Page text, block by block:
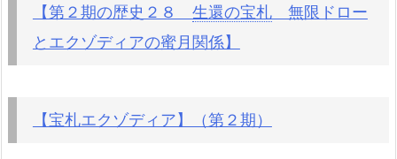
【第２期の歴史２８ 生還の宝札無限ドロー
とエクゾディアの蜜月関係】
【宝札エクゾディア】（第２期）